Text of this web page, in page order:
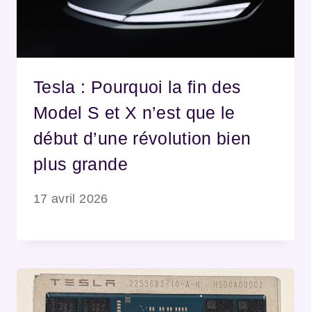
Tesla : Pourquoi la fin des
Model S et X n’est que le
début d’une révolution bien
plus grande
17 avril 2026